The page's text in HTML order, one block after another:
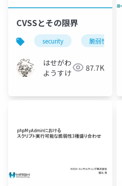
CVSSとその限界
security 脆弱性
はせがわ
ようすけ
87.7K